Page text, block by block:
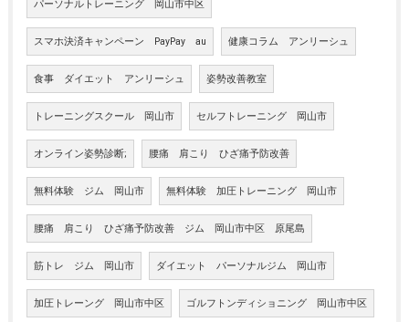
パーソナルトレーニング 岡山市中区
スマホ決済キャンペーン PayPay au 健康コラム アンリーシュ
食事 ダイエット アンリーシュ 姿勢改善教室
トレーニングスクール 岡山市 セルフトレーニング 岡山市
オンライン姿勢診断; 腰痛 肩こり ひざ痛予防改善
無料体験 ジム 岡山市 無料体験 加圧トレーニング 岡山市
腰痛 肩こり ひざ痛予防改善 ジム 岡山市中区 原尾島
筋トレ ジム 岡山市 ダイエット パーソナルジム 岡山市
加圧トレーング 岡山市中区 ゴルフトンディショニング 岡山市中区